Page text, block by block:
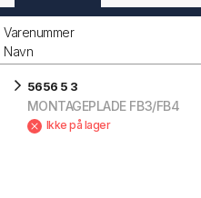
Varenummer
Navn
5656 5 3
MONTAGEPLADE FB3/FB4
Ikke på lager